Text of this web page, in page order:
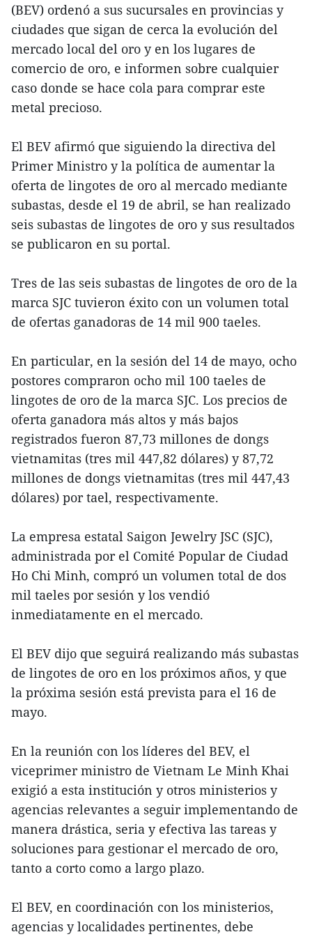
(BEV) ordenó a sus sucursales en provincias y
ciudades que sigan de cerca la evolución del
mercado local del oro y en los lugares de
comercio de oro, e informen sobre cualquier
caso donde se hace cola para comprar este
metal precioso.
El BEV afirmó que siguiendo la directiva del
Primer Ministro y la política de aumentar la
oferta de lingotes de oro al mercado mediante
subastas, desde el 19 de abril, se han realizado
seis subastas de lingotes de oro y sus resultados
se publicaron en su portal.
Tres de las seis subastas de lingotes de oro de la
marca SJC tuvieron éxito con un volumen total
de ofertas ganadoras de 14 mil 900 taeles.
En particular, en la sesión del 14 de mayo, ocho
postores compraron ocho mil 100 taeles de
lingotes de oro de la marca SJC. Los precios de
oferta ganadora más altos y más bajos
registrados fueron 87,73 millones de dongs
vietnamitas (tres mil 447,82 dólares) y 87,72
millones de dongs vietnamitas (tres mil 447,43
dólares) por tael, respectivamente.
La empresa estatal Saigon Jewelry JSC (SJC),
administrada por el Comité Popular de Ciudad
Ho Chi Minh, compró un volumen total de dos
mil taeles por sesión y los vendió
inmediatamente en el mercado.
El BEV dijo que seguirá realizando más subastas
de lingotes de oro en los próximos años, y que
la próxima sesión está prevista para el 16 de
mayo.
En la reunión con los líderes del BEV, el
viceprimer ministro de Vietnam Le Minh Khai
exigió a esta institución y otros ministerios y
agencias relevantes a seguir implementando de
manera drástica, seria y efectiva las tareas y
soluciones para gestionar el mercado de oro,
tanto a corto como a largo plazo.
El BEV, en coordinación con los ministerios,
agencias y localidades pertinentes, debe